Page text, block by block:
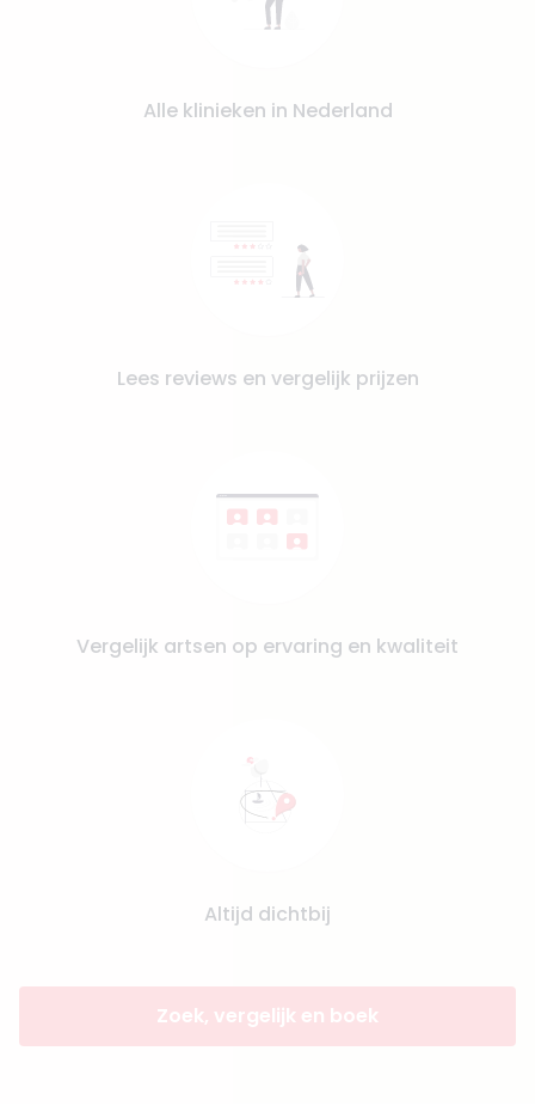
Alle klinieken in Nederland
Lees reviews en vergelijk prijzen
Vergelijk artsen op ervaring en kwaliteit
Altijd dichtbij
Zoek, vergelijk en boek